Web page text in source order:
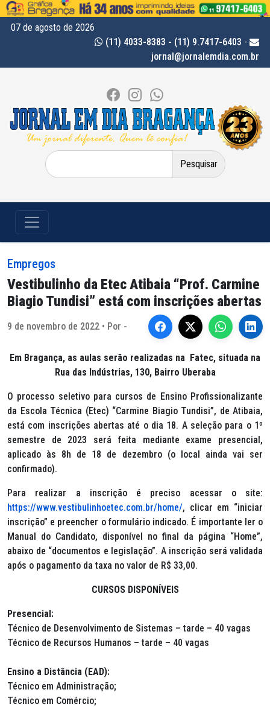
07 de agosto de 2026
(11) 4033-8383 - (11) 9.7417-6403 -
jornal@jornalemdia.com.br
Pesquisar
por:
Empregos
Vestibulinho da Etec Atibaia “Prof. Carmine
Biagio Tundisi” está com inscrições abertas
9 de novembro de 2022 • Por -
Em Bragança, as aulas serão realizadas na Fatec, situada na
Rua das Indústrias, 130, Bairro Uberaba
O processo seletivo para cursos de Ensino Profissionalizante
da Escola Técnica (Etec) “Carmine Biagio Tundisi”, de Atibaia,
está com inscrições abertas até o dia 18. A seleção para o 1º
semestre de 2023 será feita mediante exame presencial,
aplicado às 8h de 18 de dezembro (o local ainda vai ser
confirmado).
Para realizar a inscrição é preciso acessar o site:
https://www.vestibulinhoetec.com.br/home/, clicar em “iniciar
inscrição” e preencher o formulário indicado. É importante ler o
Manual do Candidato, disponível no final da página “Home”,
abaixo de “documentos e legislação”. A inscrição será validada
após o pagamento da taxa no valor de R$ 33,00.
CURSOS DISPONÍVEIS
Presencial:
Técnico de Desenvolvimento de Sistemas – tarde – 40 vagas
Técnico de Recursos Humanos – tarde – 40 vagas
Ensino a Distância (EAD):
Técnico em Administração;
Técnico em Comércio;